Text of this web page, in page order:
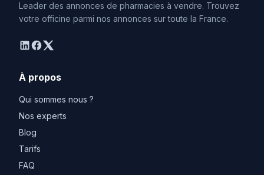
Leader des annonces de pharmacies à vendre. Trouvez
votre officine parmi nos annonces sur toute la France.
linkedin
facebook
twitter
À propos
Qui sommes nous ?
Nos experts
Blog
Tarifs
FAQ